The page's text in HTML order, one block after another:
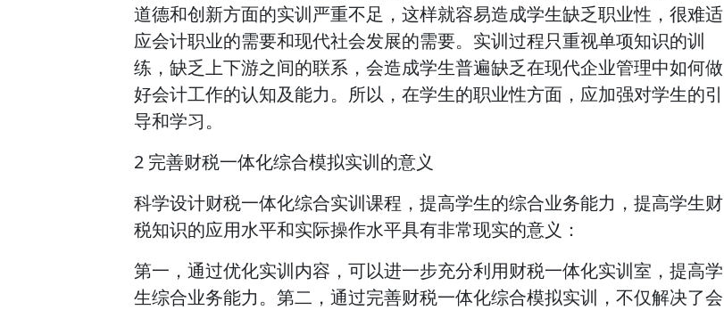
道德和创新方面的实训严重不足，这样就容易造成学生缺乏职业性，很难适
应会计职业的需要和现代社会发展的需要。实训过程只重视单项知识的训
练，缺乏上下游之间的联系，会造成学生普遍缺乏在现代企业管理中如何做
好会计工作的认知及能力。所以，在学生的职业性方面，应加强对学生的引
导和学习。
2 完善财税一体化综合模拟实训的意义
科学设计财税一体化综合实训课程，提高学生的综合业务能力，提高学生财
税知识的应用水平和实际操作水平具有非常现实的意义：
第一，通过优化实训内容，可以进一步充分利用财税一体化实训室，提高学
生综合业务能力。第二，通过完善财税一体化综合模拟实训，不仅解决了会